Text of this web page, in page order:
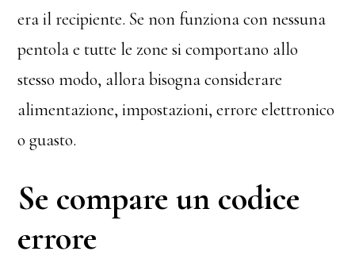
era il recipiente. Se non funziona con nessuna
pentola e tutte le zone si comportano allo
stesso modo, allora bisogna considerare
alimentazione, impostazioni, errore elettronico
o guasto.
Se compare un codice
errore